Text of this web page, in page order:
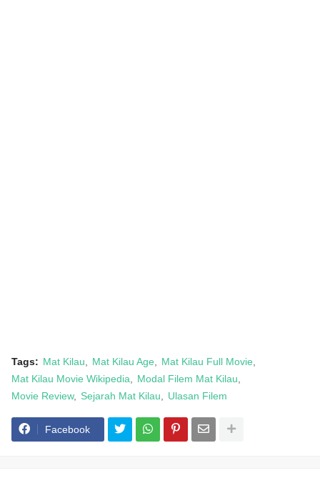
Tags: Mat Kilau Mat Kilau Age
Mat Kilau Full Movie
Mat Kilau Movie Wikipedia
Modal Filem Mat Kilau
Movie Review
Sejarah Mat Kilau Ulasan Filem
Facebook